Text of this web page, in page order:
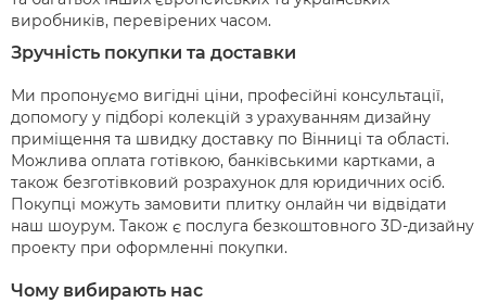
виробників, перевірених часом.
Зручність покупки та доставки
Ми пропонуємо вигідні ціни, професійні консультації,
допомогу у підборі колекцій з урахуванням дизайну
приміщення та швидку доставку по Вінниці та області.
Можлива оплата готівкою, банківськими картками, а
також безготівковий розрахунок для юридичних осіб.
Покупці можуть замовити плитку онлайн чи відвідати
наш шоурум. Також є послуга безкоштовного 3D-дизайну
проекту при оформленні покупки.
Чому вибирають нас